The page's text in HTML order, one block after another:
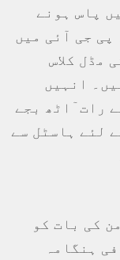
پاس ہونے
پی جی آئی میں
مڈل کلاس
انہیں
رات ٓاٹھ بجے
لئے ہاسٹل سے
کی بات کو
ہنگامہ